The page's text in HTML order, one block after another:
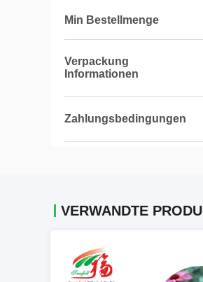
Min Bestellmenge
Verpackung
Informationen
Zahlungsbedingungen